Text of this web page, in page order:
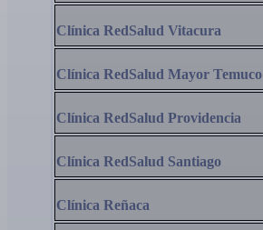
Clínica RedSalud Vitacura
Clínica RedSalud Mayor Temuco
Clínica RedSalud Providencia
Clínica RedSalud Santiago
Clínica Reñaca